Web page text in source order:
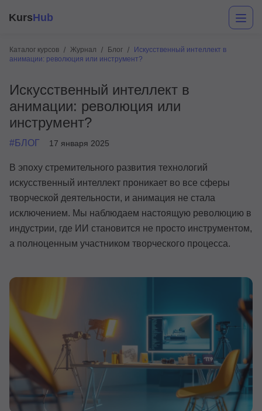
KursHub
Каталог курсов Журнал Блог
Искусственный интеллект в
анимации: революция или инструмент?
Искусственный интеллект в
анимации: революция или
инструмент?
#БЛОГ 17 января 2025
В эпоху стремительного развития технологий
искусственный интеллект проникает во все сферы
творческой деятельности, и анимация не стала
исключением. Мы наблюдаем настоящую революцию в
индустрии, где ИИ становится не просто инструментом,
а полноценным участником творческого процесса.
Маркетинг
Аналитика
Иностранные языки
ДПО
Детям
Акции и промокоды
Рейтинг онлайн-школ